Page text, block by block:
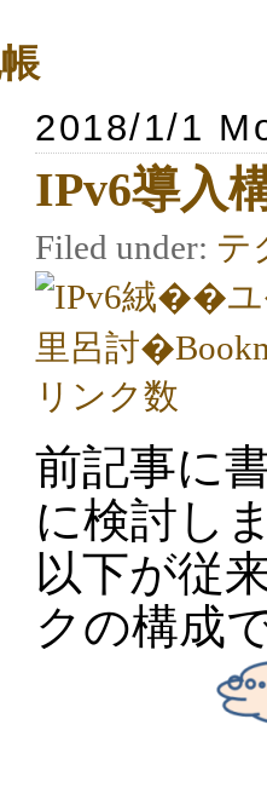
2018/1/1
IPv6導入
Filed under: テ
前記事に
に検討し
以下が従
クの構成